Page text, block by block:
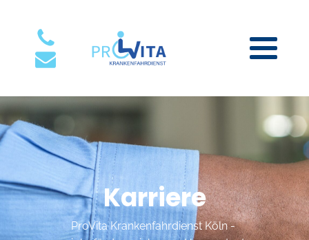
Karriere
ProVita Krankenfahrdienst Köln -